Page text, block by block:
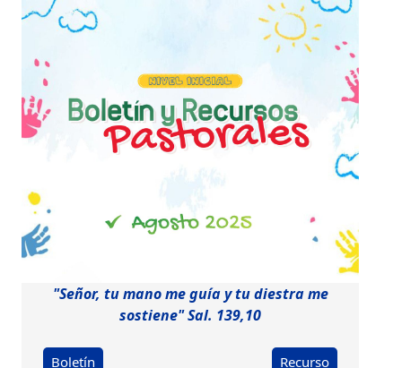
"Señor, tu mano me guía y tu diestra me
sostiene" Sal. 139,10
Boletín
Recurso